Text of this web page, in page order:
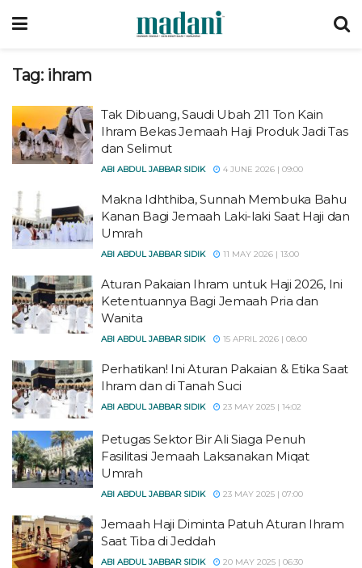
Tag: ihram
Tak Dibuang, Saudi Ubah 211 Ton Kain
Ihram Bekas Jemaah Haji Produk Jadi Tas
dan Selimut
ABI ABDUL JABBAR SIDIK 4 JUNE 2026 | 09:00
Makna Idhthiba, Sunnah Membuka Bahu
Kanan Bagi Jemaah Laki-laki Saat Haji dan
Umrah
ABI ABDUL JABBAR SIDIK 11 MAY 2026 | 13:00
Aturan Pakaian Ihram untuk Haji 2026, Ini
Ketentuannya Bagi Jemaah Pria dan
Wanita
ABI ABDUL JABBAR SIDIK 15 APRIL 2026 | 08:00
Perhatikan! Ini Aturan Pakaian & Etika Saat
Ihram dan di Tanah Suci
ABI ABDUL JABBAR SIDIK 23 MAY 2025 | 14:02
Petugas Sektor Bir Ali Siaga Penuh
Fasilitasi Jemaah Laksanakan Miqat
Umrah
ABI ABDUL JABBAR SIDIK 23 MAY 2025 | 07:00
Jemaah Haji Diminta Patuh Aturan Ihram
Saat Tiba di Jeddah
ABI ABDUL JABBAR SIDIK 20 MAY 2025 | 06:30